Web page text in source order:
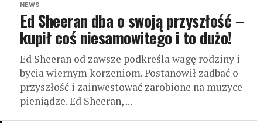
NEWS
Ed Sheeran dba o swoją przyszłość –
kupił coś niesamowitego i to dużo!
Ed Sheeran od zawsze podkreśla wagę rodziny i
bycia wiernym korzeniom. Postanowił zadbać o
przyszłość i zainwestować zarobione na muzyce
pieniądze. Ed Sheeran, ...